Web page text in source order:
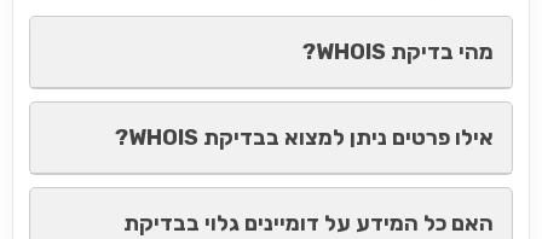
מהי בדיקת WHOIS?
אילו פרטים ניתן למצוא בבדיקת WHOIS?
האם כל המידע על דומיינים גלוי בבדיקת